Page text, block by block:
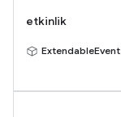
etkinlik
ExtendableEvent